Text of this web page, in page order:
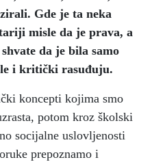
Gde je ta neka
misle da je prava, a
da je bila samo
i kritički rasuđuju.
koncepti kojima smo
potom kroz školski
socijalne uslovljenosti
prepoznamo i